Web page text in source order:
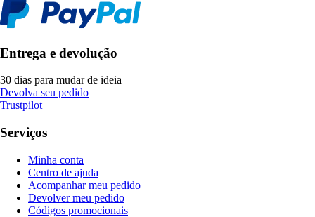
Entrega e devolução
30 dias para mudar de ideia
Devolva seu pedido
Trustpilot
Serviços
Minha conta
Centro de ajuda
Acompanhar meu pedido
Devolver meu pedido
Códigos promocionais